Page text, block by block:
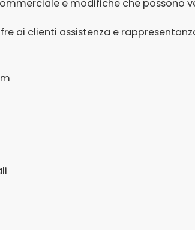
e modifiche che possono
ai clienti assistenza e